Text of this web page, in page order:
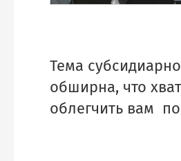
Тема
обширна, что
облегчить вам